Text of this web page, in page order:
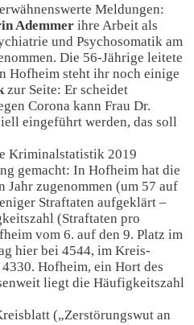
Meldungen:
Ademmer ihre Arbeit als
und Psychosomatik am
Die 56-Jährige leitete
Hofheim steht ihr noch einige
zur Seite: Er scheidet
Corona kann Frau Dr.
eingeführt werden, das soll
Kriminalstatistik 2019
gemacht: In Hofheim hat die
Jahr zugenommen (um 57 auf
Straftaten aufgeklärt –
(Straftaten pro
vom 6. auf den 9. Platz im
hier bei 4544, im Kreis-
Hofheim, ein Hort des
liegt die Häufigkeitszahl
(„Zerstörungswut an